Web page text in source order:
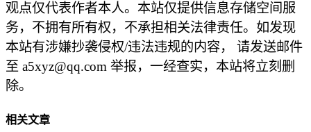
观点仅代表作者本人。本站仅提供信息存储空间服
务，不拥有所有权，不承担相关法律责任。如发现
本站有涉嫌抄袭侵权/违法违规的内容， 请发送邮件
至 a5xyz@qq.com 举报，一经查实，本站将立刻删
除。
相关文章